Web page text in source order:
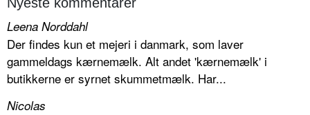
Nyeste kommentarer
Leena Norddahl
Der findes kun et mejeri i danmark, som laver
gammeldags kærnemælk. Alt andet 'kærnemælk' i
butikkerne er syrnet skummetmælk. Har...
Nicolas